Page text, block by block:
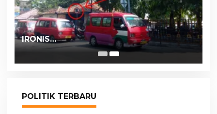
IRONIS…
POLITIK TERBARU